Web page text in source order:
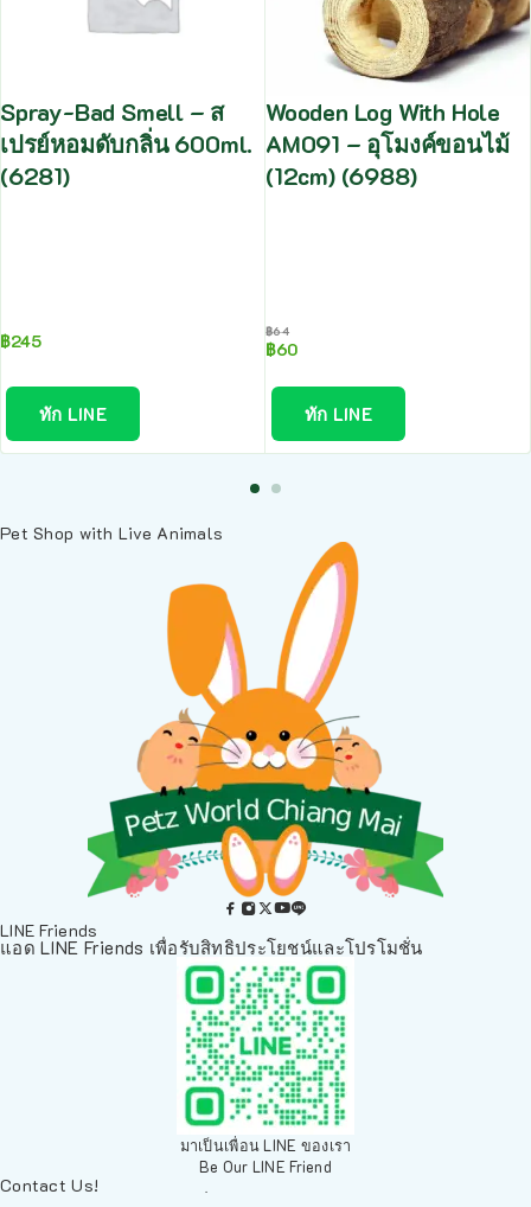
Spray-Bad Smell – ส
เปรย์หอมดับกลิ่น 600ml.
(6281)
฿245
ทัก LINE
Wooden Log With Hole
AM091 – อุโมงค์ขอนไม้
(12cm) (6988)
฿64
฿60
ทัก LINE
Pet Shop with Live Animals
LINE Friends
แอด LINE Friends เพื่อรับสิทธิประโยชน์และโปรโมชั่น
มาเป็นเพื่อน LINE ของเรา
Be Our LINE Friend
Contact Us!